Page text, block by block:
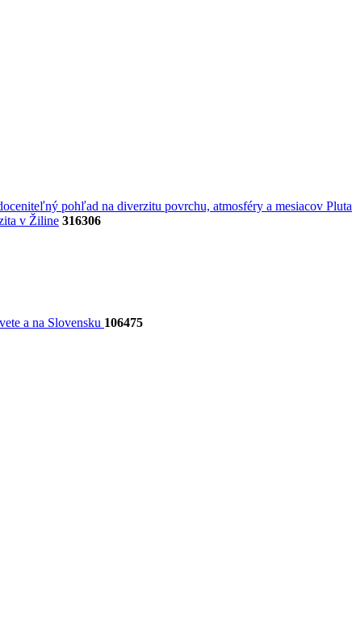
pohľad na diverzitu povrchu, atmosféry a mesiacov Pluta
v Žiline 316306
a na Slovensku 106475